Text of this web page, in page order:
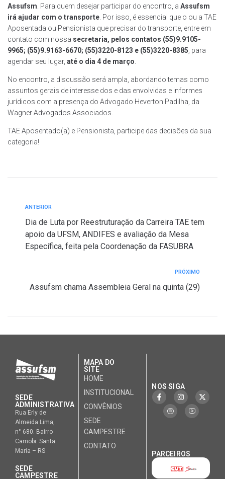
Assufsm. Para quem desejar participar do encontro, a Assufsm
irá ajudar com o transporte. Por isso, é essencial que o ou a TAE
Aposentada ou Pensionista que precisar do transporte, entre em
contato com nossa secretaria, pelos contatos (55)9.9105-
9965; (55)9.9163-6670; (55)3220-8123 e (55)3220-8385, para
agendar seu lugar, até o dia 4 de março.
No encontro, a discussão será ampla, abordando temas como
assuntos gerais de interesse dos e das envolvidas e informes
jurídicos com a presença do Advogado Heverton Padilha, da
Wagner Advogados Associados.
TAE Aposentado(a) e Pensionista, participe das decisões da sua
categoria!
ANTERIOR
Dia de Luta por Reestruturação da Carreira TAE tem
apoio da UFSM, ANDIFES e avaliação da Mesa
Específica, feita pela Coordenação da FASUBRA
PRÓXIMO
Assufsm chama Assembleia Geral na quinta (29)
SEDE
ADMINISTRATIVA
Rua Erly de
Almeida Lima,
n° 680. Bairro
Camobi. Santa
Maria – RS
SEDE
CAMPESTRE
MAPA DO
SITE
HOME
INSTITUCIONAL
CONVÊNIOS
SEDE
CAMPESTRE
CONTATO
NOS SIGA
PARCEIROS